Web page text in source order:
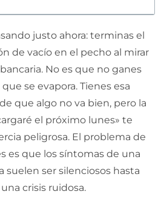
justo ahora: terminas el
de vacío en el pecho al mirar
No es que no ganes
se evapora. Tienes esa
que algo no va bien, pero la
el próximo lunes» te
peligrosa. El problema de
es que los síntomas de una
suelen ser silenciosos hasta
crisis ruidosa.